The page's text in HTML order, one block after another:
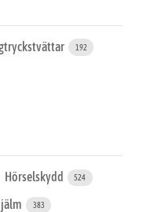
192
Hörselskydd 524
383